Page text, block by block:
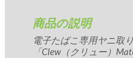
商品の説明
電子たばこ専用ヤニ取
「Clew（クリュー）